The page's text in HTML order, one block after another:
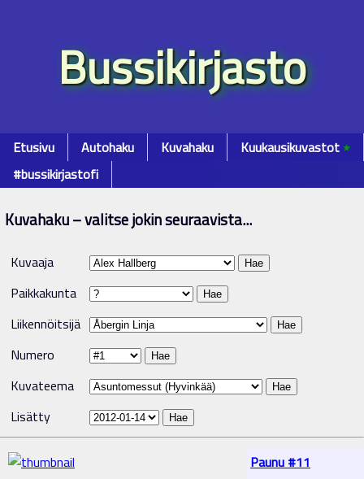
Bussikirjasto
Etusivu Autohaku Kuvahaku Kuukausikuvastot٭
#bussikirjastofi
Kuvahaku – valitse jokin seuraavista...
Kuvaaja
Paikkakunta
Liikennöitsijä
Numero
Kuvateema
Lisätty
Paunu #11